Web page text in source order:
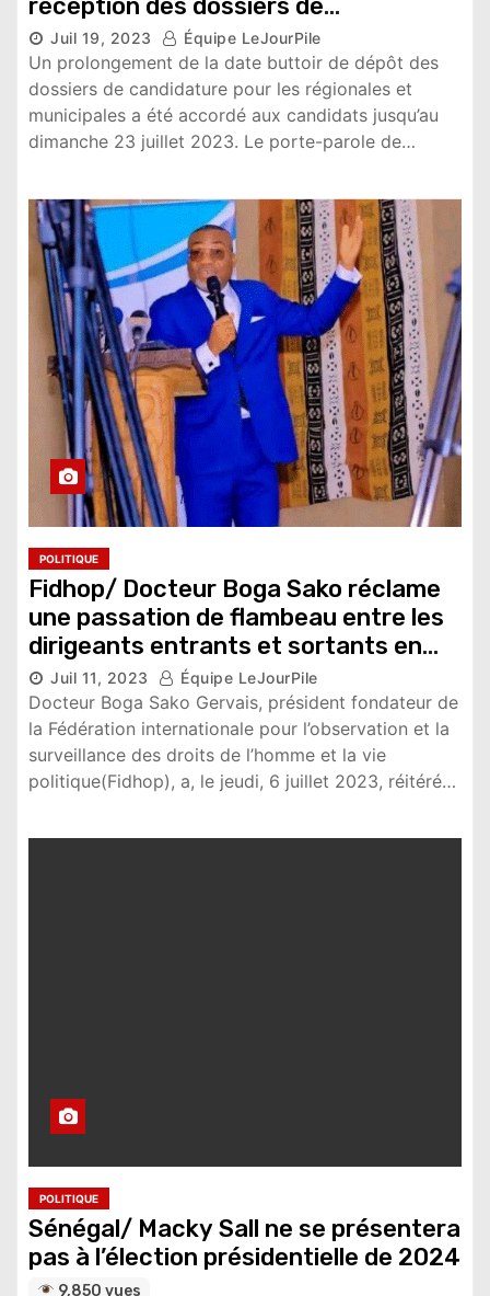
réception des dossiers de
candidature aux élections locales
prorogée
8,553 vues
Juil 19, 2023 Équipe LeJourPile
Un prolongement de la date buttoir de dépôt des
dossiers de candidature pour les régionales et
municipales a été accordé aux candidats jusqu’au
dimanche 23 juillet 2023. Le porte-parole de…
POLITIQUE
Fidhop/ Docteur Boga Sako réclame
une passation de flambeau entre les
dirigeants entrants et sortants en
Côte d’Ivoire
9,015 vues
Juil 11, 2023 Équipe LeJourPile
Docteur Boga Sako Gervais, président fondateur de
la Fédération internationale pour l’observation et la
surveillance des droits de l’homme et la vie
politique(Fidhop), a, le jeudi, 6 juillet 2023, réitéré…
POLITIQUE
Sénégal/ Macky Sall ne se présentera
pas à l’élection présidentielle de 2024
9,850 vues